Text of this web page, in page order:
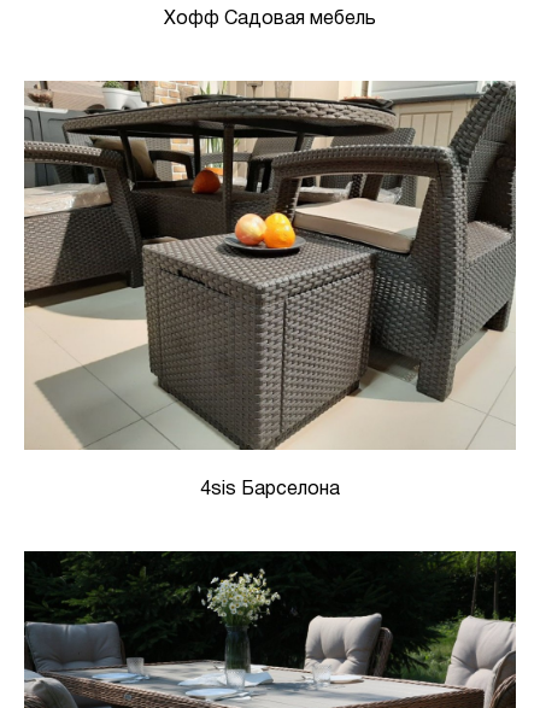
Хофф Садовая мебель
4sis Барселона